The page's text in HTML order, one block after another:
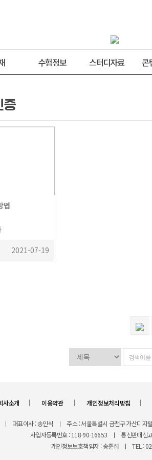
수험정보 스터디자료 콘
증
법
2021-07-19
사소개 ㅣ 이용약관 ㅣ 개인정보처리방침 ㅣ
ㅣ 대표이사 : 송인식 ㅣ
주소 : 서울특별시 금천구 가산디
사업자등록번호 : 118-90-16653
ㅣ
통신판매신
개인정보보호책임자 : 송준섭
ㅣ TEL :